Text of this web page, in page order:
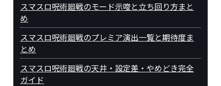
スマスロ呪術廻戦のモード示唆と立ち回り方まと
め
スマスロ呪術廻戦のプレミア演出一覧と期待度ま
とめ
スマスロ呪術廻戦の天井・設定差・やめどき完全
ガイド